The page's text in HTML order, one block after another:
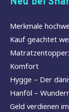
Merkmale
Kauf geachtet
Komfort
Hygge – Der
Hanföl –
Geld verdienen